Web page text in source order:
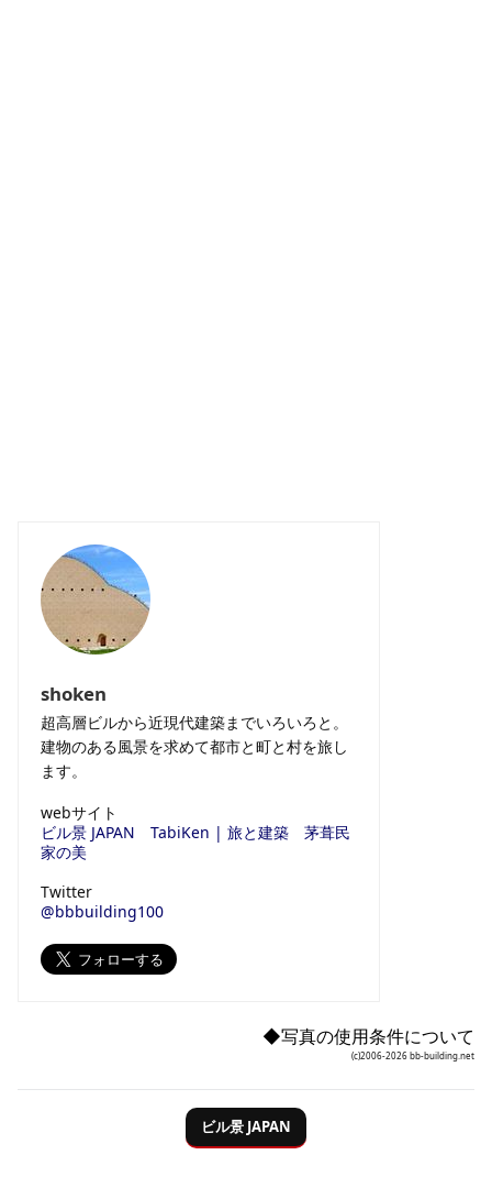
shoken
超高層ビルから近現代建築までいろいろと。
建物のある風景を求めて都市と町と村を旅し
ます。
webサイト
ビル景 JAPAN
TabiKen | 旅と建築
茅葺民
家の美
Twitter
@bbbuilding100
◆写真の使用条件について
(c)2006-2026 bb-building.net
ビル景 JAPAN